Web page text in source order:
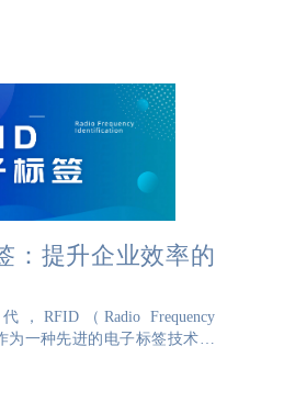
一个产品都赋予一个独一无二
是独立记录产品信息的。这个
：提升企业效率的
RFID（Radio Frequency
为一种先进的电子标签技术，
不可或缺的一部分。无论是服
产品，RFI